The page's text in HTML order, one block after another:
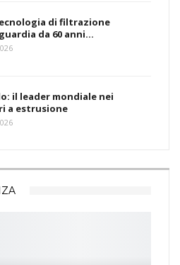
di filtrazione
da 60 anni…
il leader mondiale nei
a estrusione